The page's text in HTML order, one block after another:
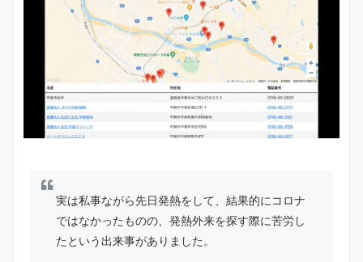
実は私事ながら先日発熱をして、結果的にコロナ
ではなかったものの、発熱外来を探す際に苦労し
たという出来事がありました。